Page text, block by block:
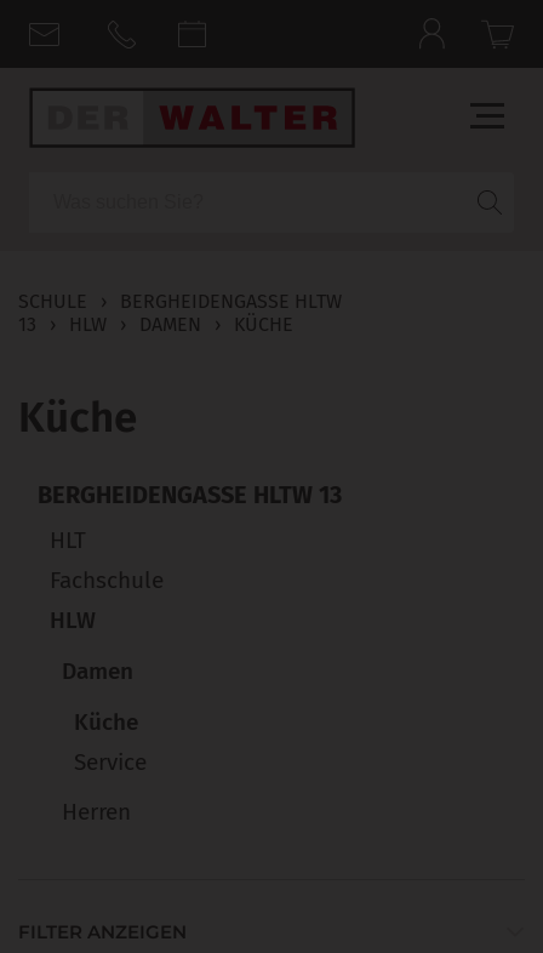
SCHULE ›
BERGHEIDENGASSE HLTW
13
› HLW › DAMEN › KÜCHE
Küche
BERGHEIDENGASSE HLTW 13
HLT
Fachschule
HLW
Damen
Küche
Service
Herren
FILTER ANZEIGEN